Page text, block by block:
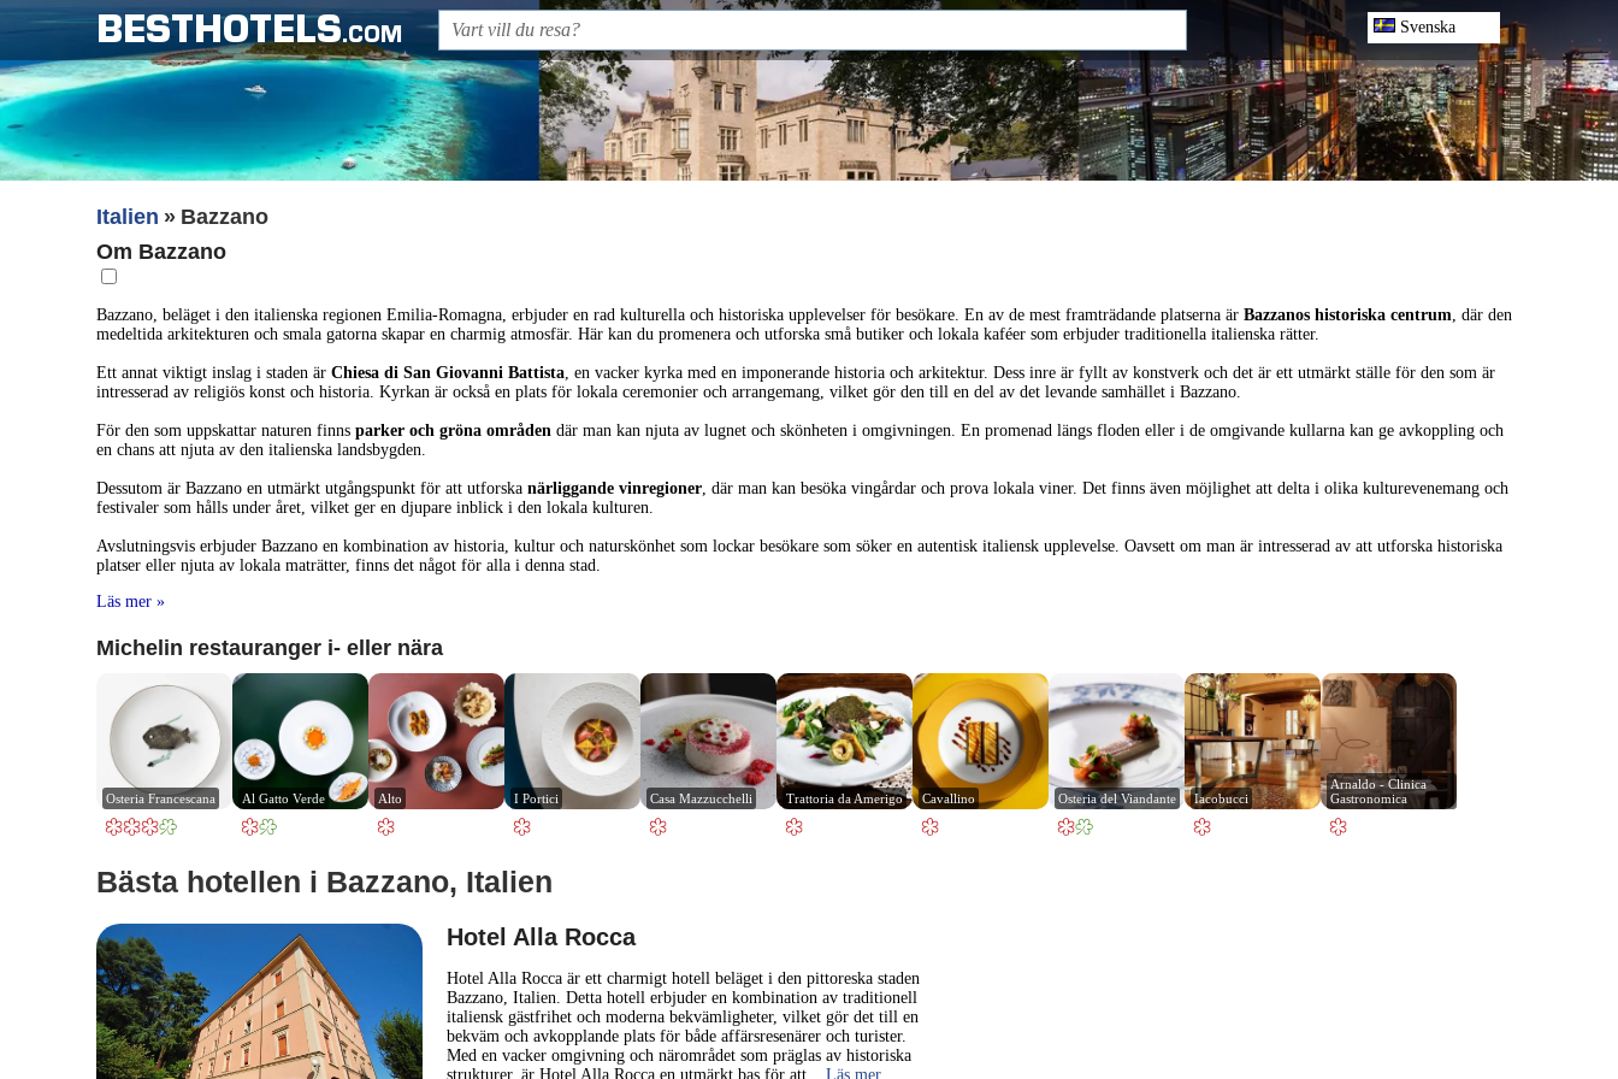
BESTHOTELS.COM Svenska
Italien
Bazzano
Om Bazzano
Bazzano, beläget i den italienska regionen Emilia-Romagna, erbjuder en rad kulturella och historiska upplevelser för besökare. En av de mest framträdande platserna ärBazzanos historiska centrum, där den
medeltida arkitekturen och smala gatorna skapar en charmig atmosfär. Här kan du promenera och utforska små butiker och lokala kaféer som erbjuder traditionella italienska rätter.
Ett annat viktigt inslag i staden ärChiesa di San Giovanni Battista, en vacker kyrka med en imponerande historia och arkitektur. Dess inre är fyllt av konstverk och det är ett utmärkt ställe för den som är
intresserad av religiös konst och historia. Kyrkan är också en plats för lokala ceremonier och arrangemang, vilket gör den till en del av det levande samhället i Bazzano.
För den som uppskattar naturen finnsparker och gröna områden där man kan njuta av lugnet och skönheten i omgivningen. En promenad längs floden eller i de omgivande kullarna kan ge avkoppling och
en chans att njuta av den italienska landsbygden.
Dessutom är Bazzano en utmärkt utgångspunkt för att utforskanärliggande vinregioner, där man kan besöka vingårdar och prova lokala viner. Det finns även möjlighet att delta i olika kulturevenemang och
festivaler som hålls under året, vilket ger en djupare inblick i den lokala kulturen.
Avslutningsvis erbjuder Bazzano en kombination av historia, kultur och naturskönhet som lockar besökare som söker en autentisk italiensk upplevelse. Oavsett om man är intresserad av att utforska historiska
platser eller njuta av lokala maträtter, finns det något för alla i denna stad.
Läs mer »
Michelin restauranger i- eller nära
Osteria Francescana Al Gatto Verde Alto I Portici Casa Mazzucchelli Trattoria da Amerigo Cavallino Osteria del Viandante Iacobucci
Arnaldo - Clinica
Gastronomica
Bästa hotellen i Bazzano, Italien
Hotel Alla Rocca
Hotel Alla Rocca är ett charmigt hotell beläget i den pittoreska staden
Bazzano, Italien. Detta hotell erbjuder en kombination av traditionell
italiensk gästfrihet och moderna bekvämligheter, vilket gör det till en
bekväm och avkopplande plats för både affärsresenärer och turister.
Med en vacker omgivning och närområdet som präglas av historiska
strukturer, är Hotel Alla Rocca en utmärkt bas för att... Läs mer